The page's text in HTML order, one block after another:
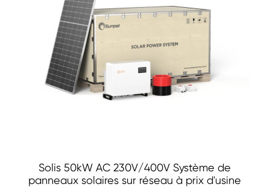
Solis 50kW AC 230V/400V Système de
panneaux solaires sur réseau à prix d'usine